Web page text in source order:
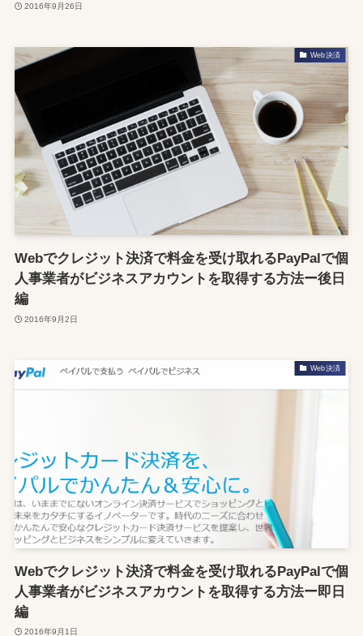
2016年9月26日
Web決済
Webでクレジット決済で料金を受け取れるPayPalで個
人事業者がビジネスアカウントを取得する方法ー後日
編
2016年9月2日
Web決済
Webでクレジット決済で料金を受け取れるPayPalで個
人事業者がビジネスアカウントを取得する方法ー即日
編
2016年9月1日